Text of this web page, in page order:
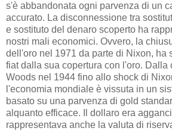
s'è abbandonata ogni parvenza di un
accurato. La disconnessione tra
e sostituto del denaro scoperto ha
nostri mali economici. Ovvero, la
dell'oro nel 1971 da parte di Nixon, ha
fiat dalla sua copertura con l'oro. Dalla
Woods nel 1944 fino allo shock di
l'economia mondiale è vissuta in un
basato su una parvenza di gold
alquanto efficace. Il dollaro era
rappresentava anche la valuta di